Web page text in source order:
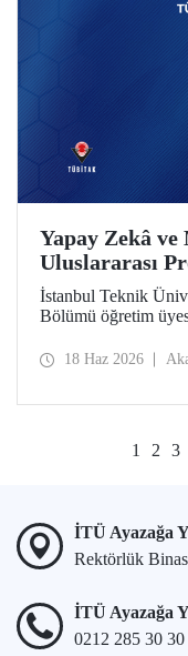
Yapay Zekâ
Uluslararası
Desteği
İstanbul Teknik
Bölümü öğretim
matematiksel
18 Haz 2026
1 2 3
İTÜ Ayazağa
Rektörlük
İTÜ Ayazağa
0212 285 30